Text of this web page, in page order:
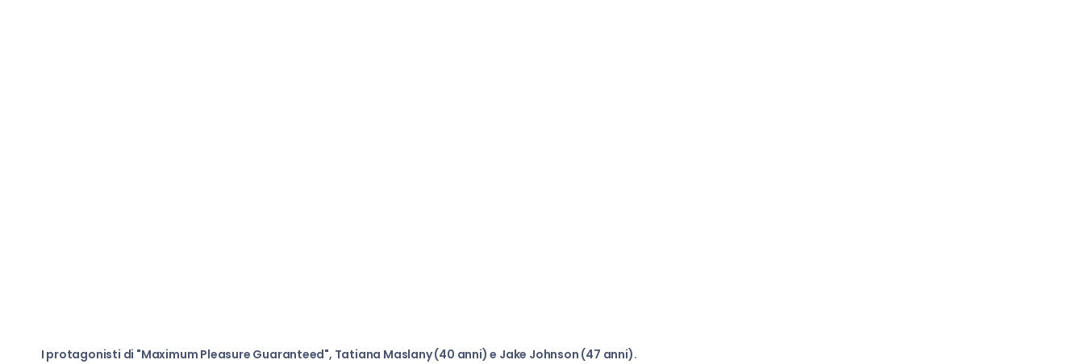
I protagonisti di "Maximum Pleasure Guaranteed", Tatiana Maslany (40 anni) e Jake Johnson (47 anni).